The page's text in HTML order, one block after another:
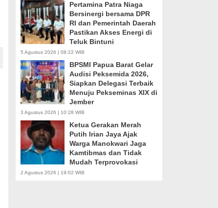
Pertamina Patra Niaga
Bersinergi bersama DPR
RI dan Pemerintah Daerah
Pastikan Akses Energi di
Teluk Bintuni
5 Agustus 2026 | 08:22 WIB
BPSMI Papua Barat Gelar
Audisi Peksemida 2026,
Siapkan Delegasi Terbaik
Menuju Pekseminas XIX di
Jember
3 Agustus 2026 | 10:28 WIB
Ketua Gerakan Merah
Putih Irian Jaya Ajak
Warga Manokwari Jaga
Kamtibmas dan Tidak
Mudah Terprovokasi
2 Agustus 2026 | 19:02 WIB